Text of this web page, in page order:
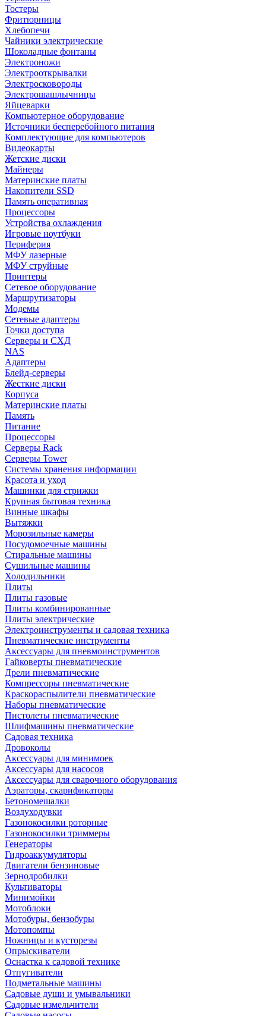
Тостеры
Фритюрницы
Хлебопечи
Чайники электрические
Шоколадные фонтаны
Электроножи
Электрооткрывалки
Электросковороды
Электрошашлычницы
Яйцеварки
Компьютерное оборудование
Источники бесперебойного питания
Комплектующие для компьютеров
Видеокарты
Жетские диски
Майнеры
Материнские платы
Накопители SSD
Память оперативная
Процессоры
Устройства охлаждения
Игровые ноутбуки
Периферия
МФУ лазерные
МФУ струйные
Принтеры
Сетевое оборудование
Маршрутизаторы
Модемы
Сетевые адаптеры
Точки доступа
Серверы и СХД
NAS
Адаптеры
Блейд-серверы
Жесткие диски
Корпуса
Материнские платы
Память
Питание
Процессоры
Серверы Rack
Серверы Tower
Системы хранения информации
Красота и уход
Машинки для стрижки
Крупная бытовая техника
Винные шкафы
Вытяжки
Морозильные камеры
Посудомоечные машины
Стиральные машины
Сушильные машины
Холодильники
Плиты
Плиты газовые
Плиты комбинированные
Плиты электрические
Электроинструменты и садовая техника
Пневматические инструменты
Аксессуары для пневмоинструментов
Гайковерты пневматические
Дрели пневматические
Компрессоры пневматические
Краскораспылители пневматические
Наборы пневматические
Пистолеты пневматические
Шлифмашины пневматические
Садовая техника
Дровоколы
Аксессуары для минимоек
Аксессуары для насосов
Аксессуары для сварочного оборудования
Аэраторы, скарификаторы
Бетономешалки
Воздуходувки
Газонокосилки роторные
Газонокосилки триммеры
Генераторы
Гидроаккумуляторы
Двигатели бензиновые
Зернодробилки
Культиваторы
Минимойки
Мотоблоки
Мотобуры, бензобуры
Мотопомпы
Ножницы и кусторезы
Опрыскиватели
Оснастка к садовой технике
Отпугиватели
Подметальные машины
Садовые души и умывальники
Садовые измельчители